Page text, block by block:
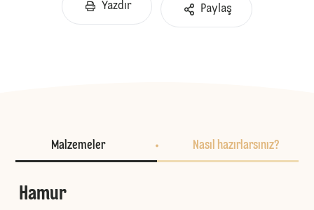
Yazdır Paylaş
Malzemeler Nasıl hazırlarsınız?
Hamur